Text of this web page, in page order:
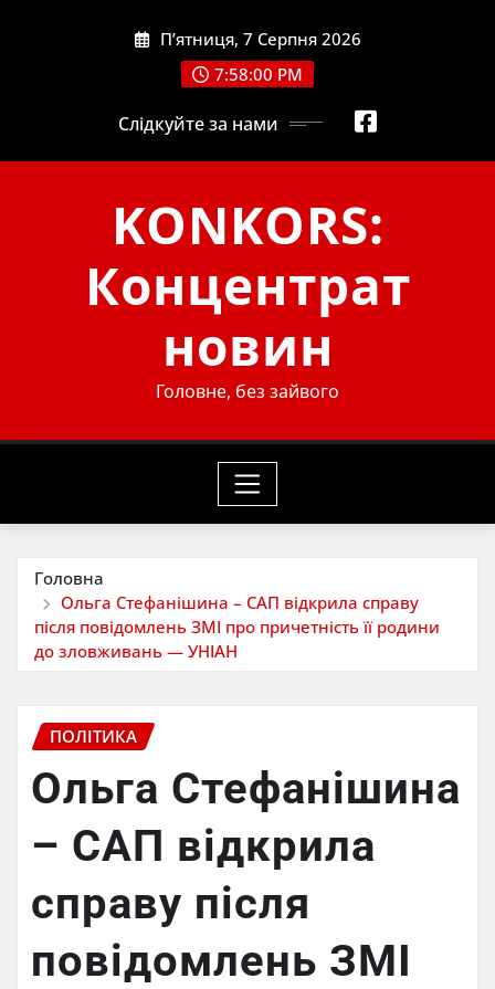
П’ятниця, 7 Серпня 2026
7:58:01 PM
Слідкуйте за нами
KONKORS:
Концентрат
новин
Головне, без зайвого
Головна
Ольга Стефанішина – САП відкрила справу
після повідомлень ЗМІ про причетність її родини
до зловживань — УНІАН
ПОЛІТИКА
Ольга Стефанішина
– САП відкрила
справу після
повідомлень ЗМІ